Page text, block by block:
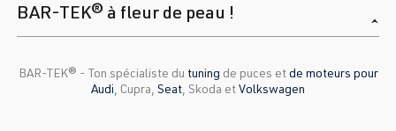
BAR-TEK® à fleur de peau !
BAR-TEK®️ - Ton spécialiste du tuning de puces etde moteurs pour
Audi , Cupra, Seat , Skoda etVolkswagen